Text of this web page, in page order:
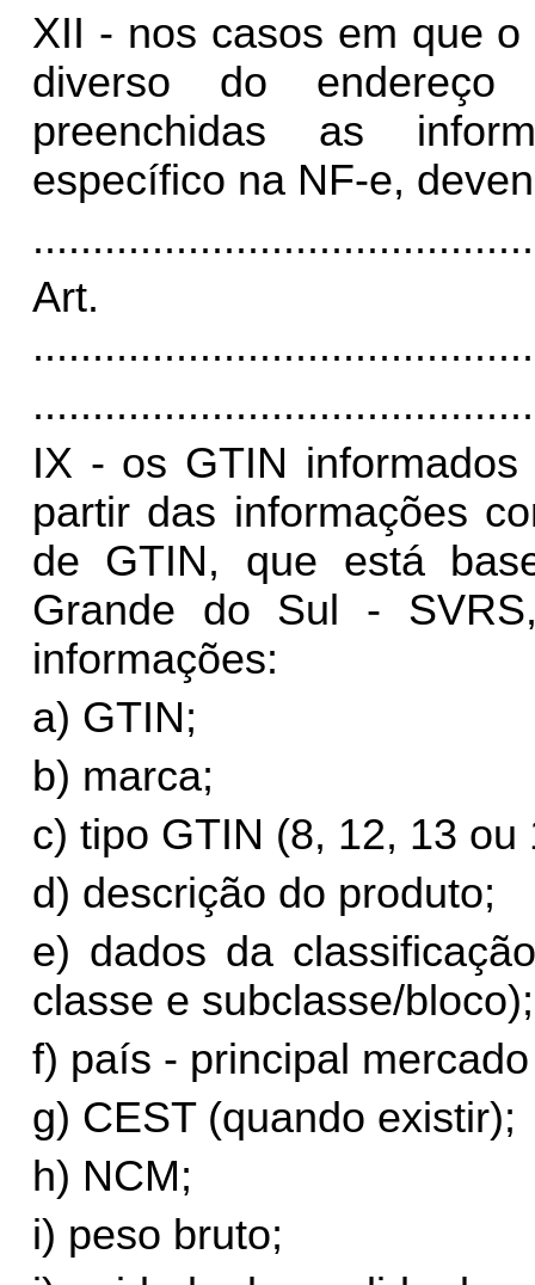
XII - nos casos em que
diverso do
preenchidas as
específico na NF-e,
Art.
IX - os GTIN
partir das informações
de GTIN, que está
Grande do Sul -
informações:
a) GTIN;
b) marca;
c) tipo GTIN (8, 12, 13 ou
d) descrição do produto;
e) dados da
classe e subclasse/bloco);
f) país - principal
g) CEST (quando existir);
h) NCM;
i) peso bruto;